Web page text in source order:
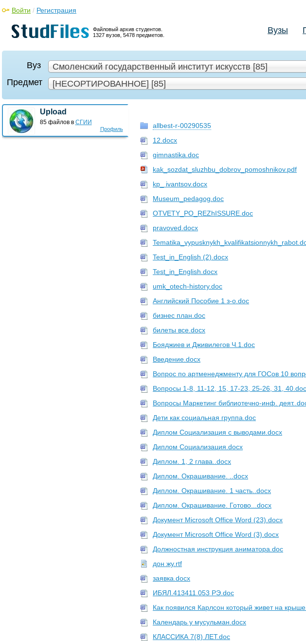
Файловый архив студентов.
1327 вузов, 5478 предметов.
Войти / Регистрация
Вузы
Вуз
Смоленский государственный институт искусств [85]
Предмет
[НЕСОРТИРОВАННОЕ] [85]
Профиль
Upload
85 файлов в СГИИ allbest-r-00290535
12.docx
gimnastika.doc
kak_sozdat_sluzhbu_dobrov_pomoshnikov.pdf
kp_ ivantsov.docx
Museum_pedagog.doc
OTVETY_PO_REZhISSURE.doc
pravoved.docx
Test_in_English (2).docx
Test_in_English.docx
umk_otech-history.doc
Английский Пособие 1 з-о.doc
бизнес план.doc
билеты все.docx
Бояджиев и Дживилегов Ч.1.doc
Введение.docx
Вопрос по артменеджменту для ГОСов 10
Вопросы 1-8, 11-12, 15, 17-23, 25-26, 31, 40.doc
Вопросы Маркетинг библиотечно-инф.
Дети как социальная группа.doc
Диплом Социализация с выводами.docx
Диплом Социализация.docx
Диплом. 1, 2 глава..docx
Диплом. Окрашивание. ..docx
Диплом. Окрашивание. 1 часть..docx
Диплом. Окрашивание. Готово...docx
Документ Microsoft Office Word (23).docx
Документ Microsoft Office Word (3).docx
Должностная инструкция аниматора.doc
дон жу.rtf
заявка.docx
ИБЯЛ.413411.053 РЭ.doc
Как появился Карлсон который живет на
Календарь у мусульман.docx
КЛАССИКА 7(8) ЛЕТ.doc